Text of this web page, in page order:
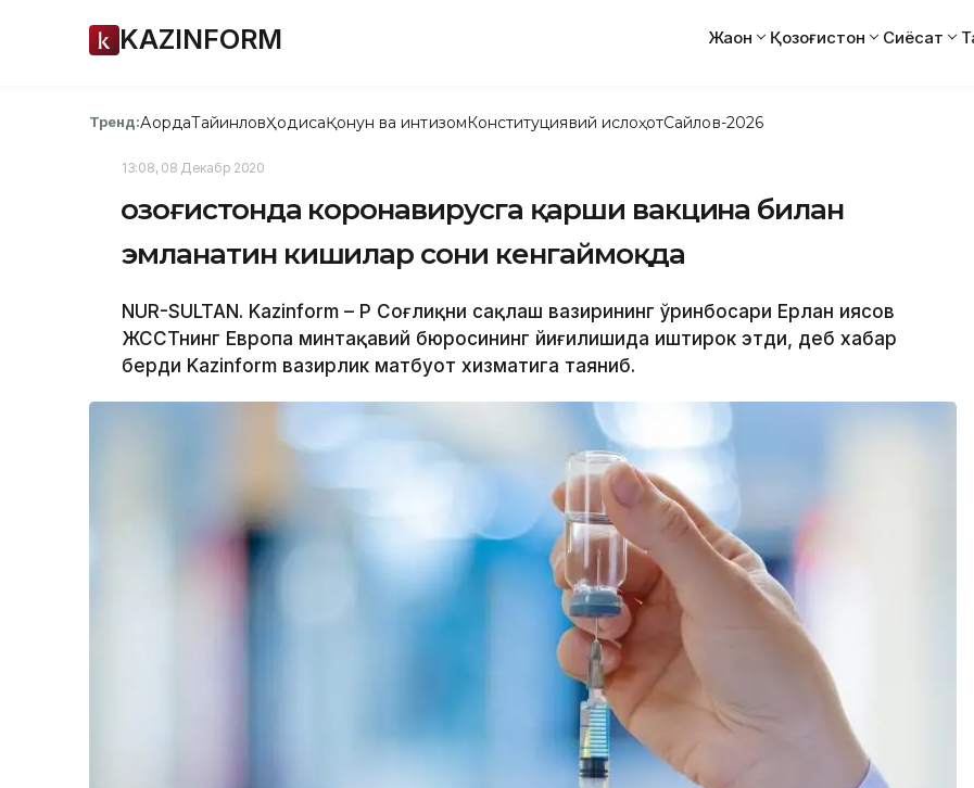
KAZINFORM Жаҳон Қозоғистон Сиёсат
Тренд:АқордаТайинловҲодисаҚонун ва интизомКонституциявий ислоҳотСайлов-2026
13:08, 08 Декабр 2020
Қозоғистонда коронавирусга қарши вакцина билан
эмланатин кишилар сони кенгаймоқда
NUR-SULTAN. Kazinform – ҚР Соғлиқни сақлаш вазирининг ўринбосари Ерлан Қиясов
ЖССТнинг Европа минтақавий бюросининг йиғилишида иштирок этди, деб хабар
берди Kazinform вазирлик матбуот хизматига таяниб.